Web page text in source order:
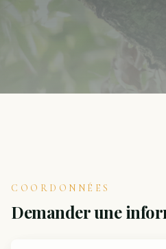
COORDONNÉES
Demander une